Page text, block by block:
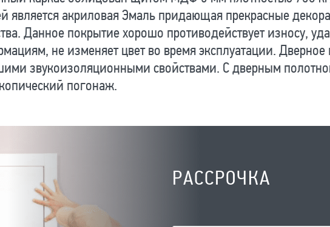
является акриловая Эмаль придающая прекрасные
Данное покрытие хорошо противодействует износу,
не изменяет цвет во время эксплуатации. Дверное
звукоизоляционными свойствами. С дверным
погонаж.
РАССРОЧКА